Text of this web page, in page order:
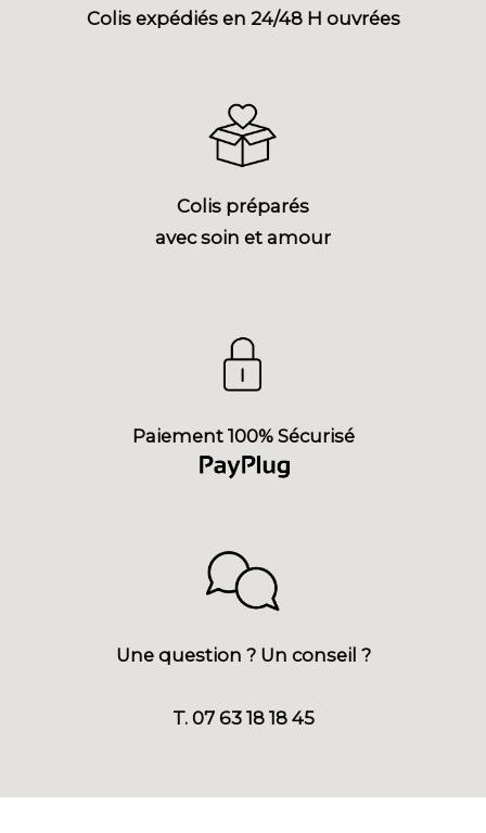
Colis expédiés en 24/48 H ouvrées
Colis préparés
avec soin et amour
Paiement 100% Sécurisé
Une question ? Un conseil ?
T. 07 63 18 18 45